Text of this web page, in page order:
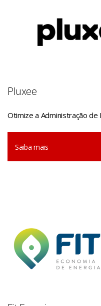
Pluxee
Otimize a Administração de
Saiba mais